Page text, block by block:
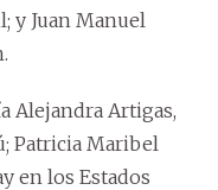
y Juan Manuel
Alejandra Artigas,
Patricia Maribel
en los Estados